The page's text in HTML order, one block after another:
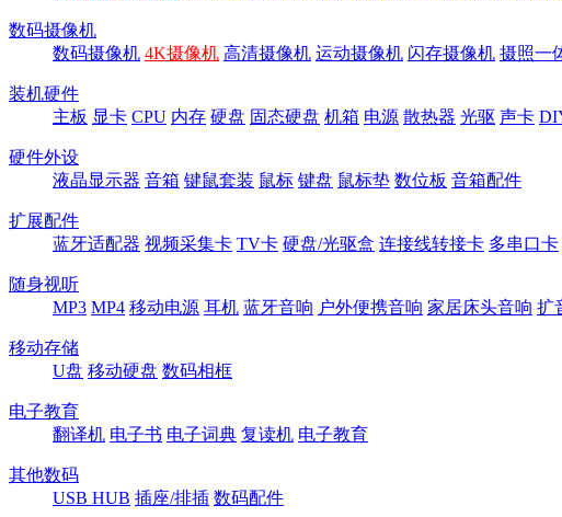
数码摄像机
数码摄像机 4K摄像机 高清摄像机 运动摄像机 闪存摄像机 摄照一
装机硬件
主板 显卡 CPU 内存 硬盘 固态硬盘 机箱 电源 散热器 光驱 声卡
硬件外设
液晶显示器 音箱 键鼠套装 鼠标 键盘 鼠标垫 数位板 音箱配件
扩展配件
蓝牙适配器 视频采集卡 TV卡 硬盘/光驱盒 连接线转接卡 多串口卡
随身视听
MP3 MP4 移动电源 耳机 蓝牙音响 户外便携音响 家居床头音响 扩
移动存储
U盘 移动硬盘 数码相框
电子教育
翻译机 电子书 电子词典 复读机 电子教育
其他数码
USB HUB 插座/排插 数码配件